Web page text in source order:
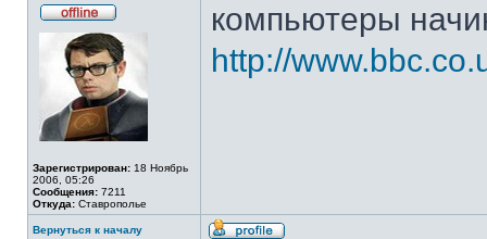
в
сети
Зарегистрирован: 18 Ноябрь
2006, 05:26
Сообщения: 7211
Откуда: Ставрополье
компьютеры
http://
Вернуться к началу